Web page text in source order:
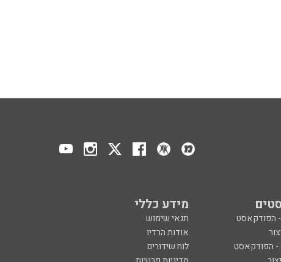
מידע כללי
הפודקאסט
תנאי שימוש
אודות הרדיו
- הפודקאסט
לוח שידורים